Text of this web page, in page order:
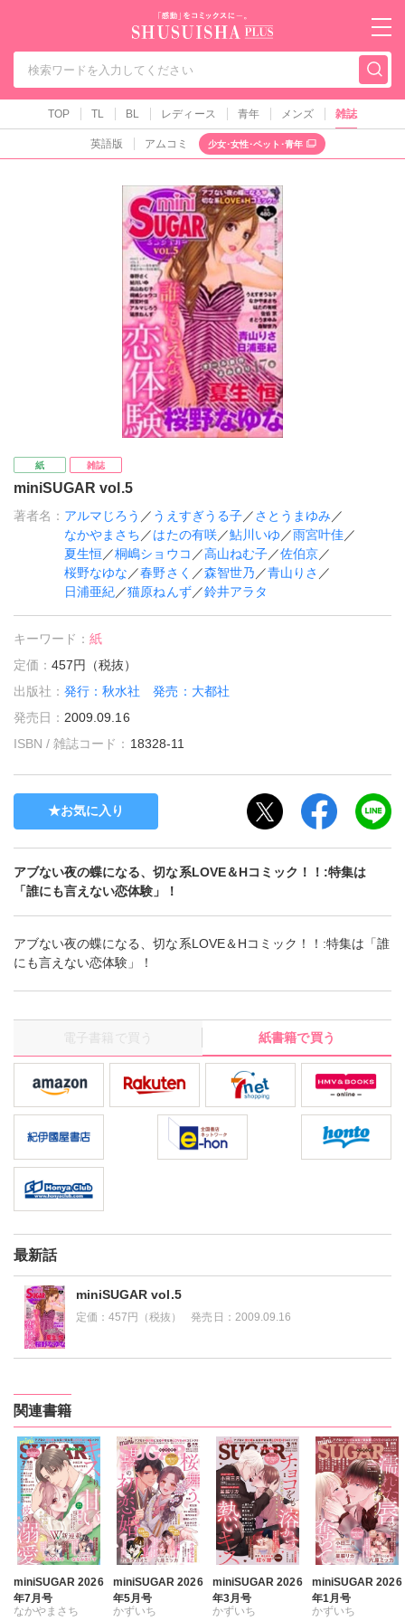
秋水社PLUS（テ
TOP TL BL レディース 青年 メンズ 雑誌
英語版 アムコミ 少女･女性･ペット･青年
紙 雑誌
miniSUGAR vol.5
著者名： アルマじろう ／ うえすぎうる子／さとうまゆみ ／
なかやまさち ／はたの有咲／鮎川いゆ ／雨宮叶佳／
夏生恒 ／桐嶋ショウコ ／高山ねむ子／佐伯京／
桜野なゆな ／春野さく ／森智世乃 ／青山りさ ／
日浦亜紀／猫原ねんず／鈴井アラタ
キーワード：紙
定価：457円（税抜）
出版社：発行：秋水社 発売：大都社
発売日： 2009.09.16
ISBN / 雑誌コード： 18328-11
お気に入り
アブない夜の蝶になる、切な系LOVE＆Hコミック！！:特集は
「誰にも言えない恋体験」！
アブない夜の蝶になる、切な系LOVE＆Hコミック！！:特集は「誰
にも言えない恋体験」！
電子書籍で買う 紙書籍で買う
最新話
miniSUGAR vol.5
定価：457円（税抜） 発売日： 2009.09.16
関連書籍
miniSUGAR 2026
年7月号
なかやまさち
miniSUGAR 2026
年5月号
かずいち
miniSUGAR 2026
年3月号
かずいち
miniSUGAR 2026
年1月号
かずいち